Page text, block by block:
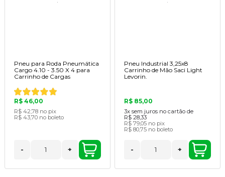
Pneu para Roda Pneumática
Cargo 4.10 - 3.50 X 4 para
Carrinho de Cargas
R$ 46,00
R$ 42,78 no pix
R$ 43,70 no boleto
- +
Pneu Industrial 3,25x8
Carrinho de Mão Saci Light
Levorin.
R$ 85,00
3x sem juros no cartão de
R$ 28,33
R$ 79,05 no pix
R$ 80,75 no boleto
- +